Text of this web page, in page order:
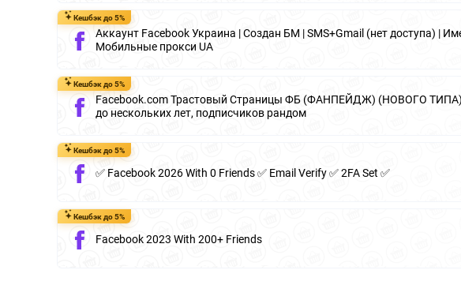
Кешбэк до 5%
Аккаунт Facebook Украина | Создан БМ | SMS+Gmail (нет доступа) |
Мобильные прокси UA
Кешбэк до 5%
Facebook.com Трастовый Страницы ФБ (ФАНПЕЙДЖ) (НОВОГО ТИПА).
до нескольких лет, подписчиков рандом
Кешбэк до 5%
✅ Facebook 2026 With 0 Friends ✅ Email Verify ✅ 2FA Set ✅
Кешбэк до 5%
Facebook 2023 With 200+ Friends